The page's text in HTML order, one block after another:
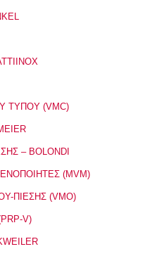
ΤΥΠΟΥ (VMC)
– BOLONDI
(MVM)
ΠΙΕΣΗΣ (VMO)
V)